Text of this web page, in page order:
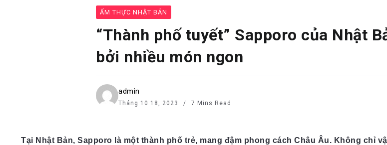
ẨM THỰC NHẬT BẢN
“Thành phố tuyết” Sapporo của Nhật
bởi nhiều món ngon
admin
Tháng 10 18, 2023 7 Mins Read
Tại Nhật Bản, Sapporo là một thành phố trẻ, mang đậm phong cách Châu Âu. Không chỉ